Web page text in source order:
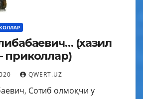
(хазил
QWERT.UZ
Сотиб олмоқчи у